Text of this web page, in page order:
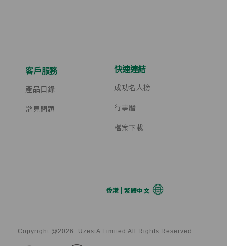
客戶服務
產品目錄
常見問題
快速連結
成功名人榜
行事曆
檔案下載
香港 | 繁體中文
Copyright @2026. UzestA Limited All Rights Reserved